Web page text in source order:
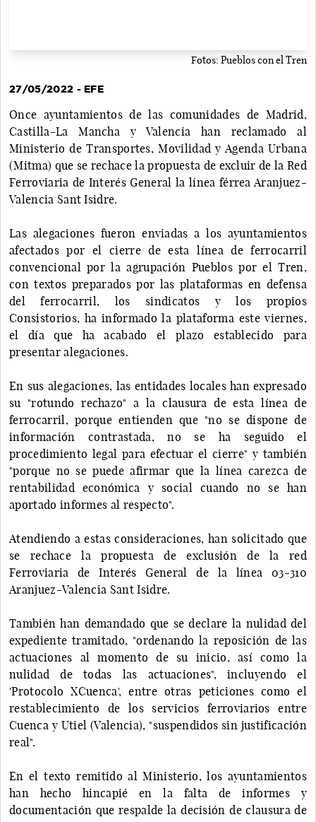
Fotos: Pueblos con el Tren
27/05/2022 - EFE
Once ayuntamientos de las comunidades de Madrid,
Castilla-La Mancha y Valencia han reclamado al
Ministerio de Transportes, Movilidad y Agenda Urbana
(Mitma) que se rechace la propuesta de excluir de la Red
Ferroviaria de Interés General la línea férrea Aranjuez-
Valencia Sant Isidre.
Las alegaciones fueron enviadas a los ayuntamientos
afectados por el cierre de esta línea de ferrocarril
convencional por la agrupación Pueblos por el Tren,
con textos preparados por las plataformas en defensa
del ferrocarril, los sindicatos y los propios
Consistorios, ha informado la plataforma este viernes,
el día que ha acabado el plazo establecido para
presentar alegaciones.
En sus alegaciones, las entidades locales han expresado
su "rotundo rechazo" a la clausura de esta línea de
ferrocarril, porque entienden que "no se dispone de
información contrastada, no se ha seguido el
procedimiento legal para efectuar el cierre" y también
"porque no se puede afirmar que la línea carezca de
rentabilidad económica y social cuando no se han
aportado informes al respecto".
Atendiendo a estas consideraciones, han solicitado que
se rechace la propuesta de exclusión de la red
Ferroviaria de Interés General de la línea 03-310
Aranjuez-Valencia Sant Isidre.
También han demandado que se declare la nulidad del
expediente tramitado, "ordenando la reposición de las
actuaciones al momento de su inicio, así como la
nulidad de todas las actuaciones", incluyendo el
'Protocolo XCuenca', entre otras peticiones como el
restablecimiento de los servicios ferroviarios entre
Cuenca y Utiel (Valencia), "suspendidos sin justificación
real".
En el texto remitido al Ministerio, los ayuntamientos
han hecho hincapié en la falta de informes y
documentación que respalde la decisión de clausura de